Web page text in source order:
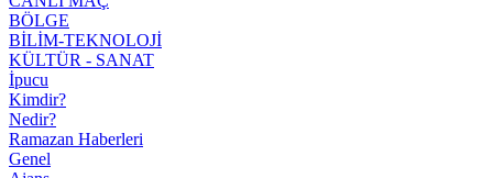
BÖLGE
BİLİM-TEKNOLOJİ
KÜLTÜR - SANAT
İpucu
Kimdir?
Nedir?
Ramazan Haberleri
Genel